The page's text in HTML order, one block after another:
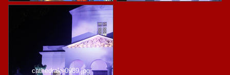
cathedrale-0989.jpg